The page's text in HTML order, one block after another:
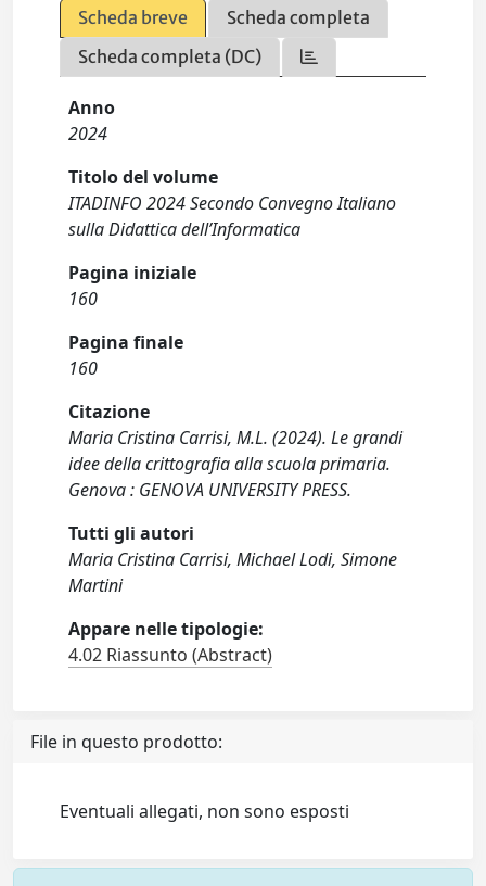
Scheda breve
Scheda completa
Scheda completa (DC)
Anno
2024
Titolo del volume
ITADINFO 2024 Secondo Convegno Italiano
sulla Didattica dell’Informatica
Pagina iniziale
160
Pagina finale
160
Citazione
Maria Cristina Carrisi, M.L. (2024). Le grandi
idee della crittografia alla scuola primaria.
Genova : GENOVA UNIVERSITY PRESS.
Tutti gli autori
Maria Cristina Carrisi, Michael Lodi, Simone
Martini
Appare nelle tipologie:
4.02 Riassunto (Abstract)
File in questo prodotto:
Eventuali allegati, non sono esposti